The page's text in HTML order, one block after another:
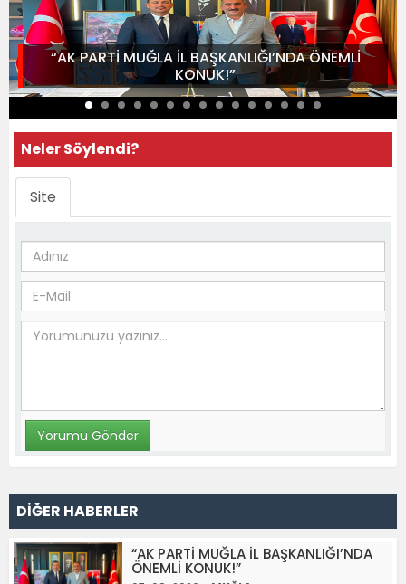
“AK PARTİ MUĞLA İL BAŞKANLIĞI’NDA ÖNEMLİ
KONUK!”
Neler Söylendi?
Site
DİĞER HABERLER
“AK PARTİ MUĞLA İL BAŞKANLIĞI’NDA
ÖNEMLİ KONUK!”